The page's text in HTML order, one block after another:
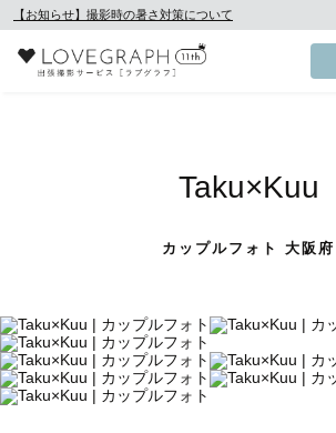
【お知らせ】撮影時の暑さ対策について
Taku×Kuu
カップルフォト 大阪府